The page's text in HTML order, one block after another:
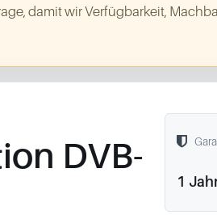
damit wir Verfügbarkeit,
DVB-
1